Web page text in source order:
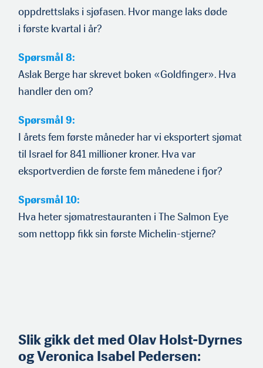
oppdrettslaks i sjøfasen. Hvor mange laks døde
i første kvartal i år?
Spørsmål 8:
Aslak Berge har skrevet boken «Goldfinger». Hva
handler den om?
Spørsmål 9:
I årets fem første måneder har vi eksportert sjømat
til Israel for 841 millioner kroner. Hva var
eksportverdien de første fem månedene i fjor?
Spørsmål 10:
Hva heter sjømatrestauranten i The Salmon Eye
som nettopp fikk sin første Michelin-stjerne?
Slik gikk det med Olav Holst-Dyrnes
og Veronica Isabel Pedersen: